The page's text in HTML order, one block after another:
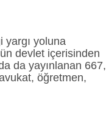
yargı yoluna
devlet içerisinden
da yayınlanan 667,
öğretmen,